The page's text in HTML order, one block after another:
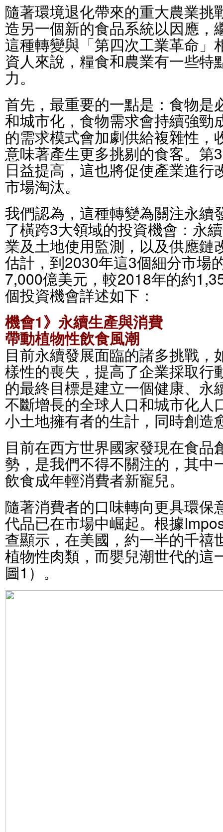
隨著環境退化帶來的重大農業挑
造另一個新的食品系統以因應，
這種轉變與「第四次工業革命」
資人來說，糧食和農業有一些特
力。
首先，最重要的一點是：食物是
和城市化，食物需求會持續強勁
的需求模式會加劇供給複雜性，
意味著產生更多挑剔的食客。第
日益提高，這也將促使產業進行
市場淘汰。
我們認為，這種轉變為關注永續
了橫跨3大領域的投資機會：永
業及土地使用監測，以及供應鏈
估計，到2030年這3個細分市場
7,000億美元，較2018年的約
個投資機會詳述如下：
機會1》永續生產與消費
帶動植物性飲食風潮
目前永續發展面臨的諸多挑戰，
樣性的喪失，提高了企業採取行
的最終目標是建立一個健康、永
不斷增長的全球人口和城市化人
小土地擁有者的生計，同時創造
目前在西方世界國家發現在食品
勢，是我們不得不關注的，其中
飲食成年輕消費者新寵兒。
隨著消費者的口味轉向更具環保
代品已在市場中崛起。根據
查顯示，在美國，約一半的千禧
植物性肉類，而嬰兒潮世代的這
圖1）。